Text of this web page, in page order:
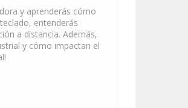
y aprenderás cómo
entenderás
a distancia. Además,
y cómo impactan el